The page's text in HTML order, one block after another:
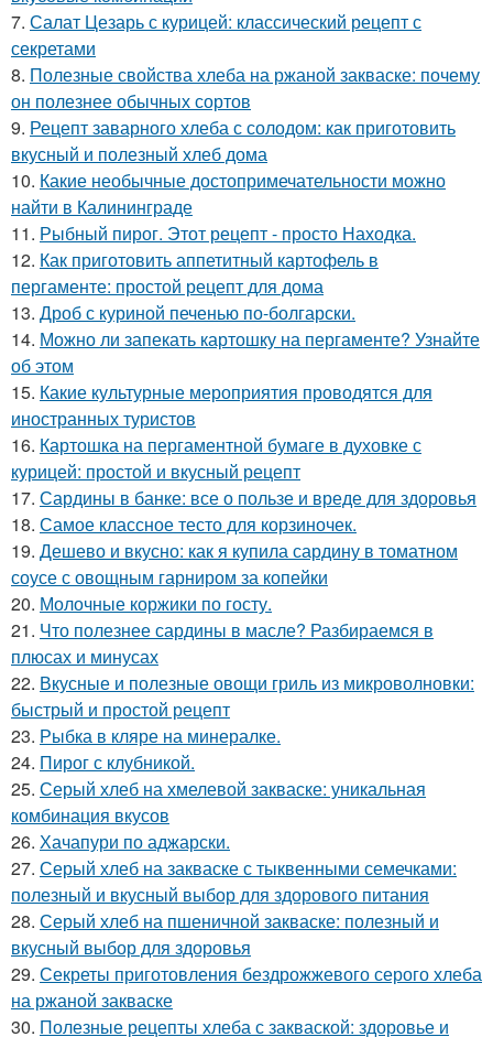
7. Салат Цезарь с курицей: классический рецепт с
секретами
8. Полезные свойства хлеба на ржаной закваске: почему
он полезнее обычных сортов
9. Рецепт заварного хлеба с солодом: как приготовить
вкусный и полезный хлеб дома
10. Какие необычные достопримечательности можно
найти в Калининграде
11. Рыбный пирог. Этот рецепт - просто Находка.
12. Как приготовить аппетитный картофель в
пергаменте: простой рецепт для дома
13. Дроб с куриной печенью по-болгарски.
14. Можно ли запекать картошку на пергаменте? Узнайте
об этом
15. Какие культурные мероприятия проводятся для
иностранных туристов
16. Картошка на пергаментной бумаге в духовке с
курицей: простой и вкусный рецепт
17. Сардины в банке: все о пользе и вреде для здоровья
18. Самое классное тесто для корзиночек.
19. Дешево и вкусно: как я купила сардину в томатном
соусе с овощным гарниром за копейки
20. Молочные коржики по госту.
21. Что полезнее сардины в масле? Разбираемся в
плюсах и минусах
22. Вкусные и полезные овощи гриль из микроволновки:
быстрый и простой рецепт
23. Рыбка в кляре на минералке.
24. Пирог с клубникой.
25. Серый хлеб на хмелевой закваске: уникальная
комбинация вкусов
26. Хачапури по аджарски.
27. Серый хлеб на закваске с тыквенными семечками:
полезный и вкусный выбор для здорового питания
28. Серый хлеб на пшеничной закваске: полезный и
вкусный выбор для здоровья
29. Секреты приготовления бездрожжевого серого хлеба
на ржаной закваске
30. Полезные рецепты хлеба с закваской: здоровье и